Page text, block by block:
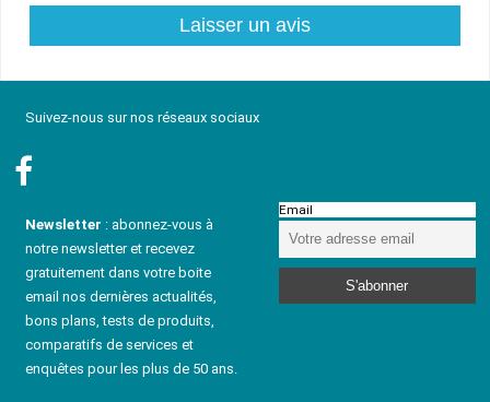
Suivez-nous sur nos réseaux sociaux
Newsletter : abonnez-vous à
notre newsletter et recevez
gratuitement dans votre boite
email nos dernières actualités,
bons plans, tests de produits,
comparatifs de services et
enquêtes pour les plus de 50 ans.
Email